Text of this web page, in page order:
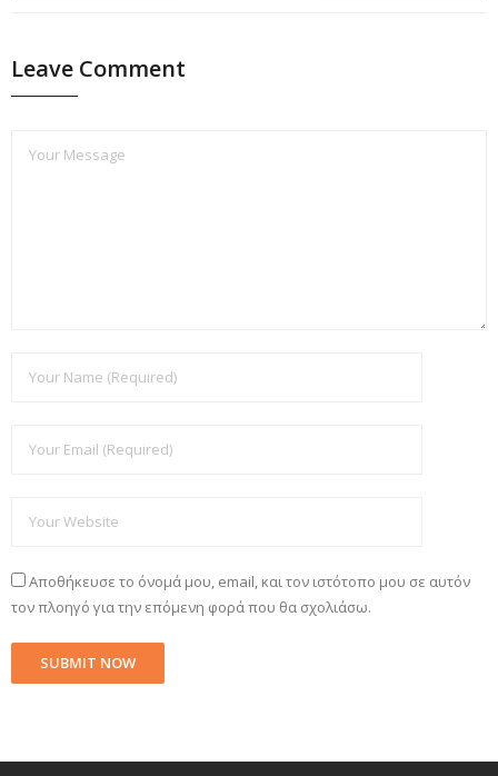
Leave Comment
Αποθήκευσε το όνομά μου, email, και τον ιστότοπο μου σε αυτόν
τον πλοηγό για την επόμενη φορά που θα σχολιάσω.